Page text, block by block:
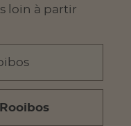
loin à partir